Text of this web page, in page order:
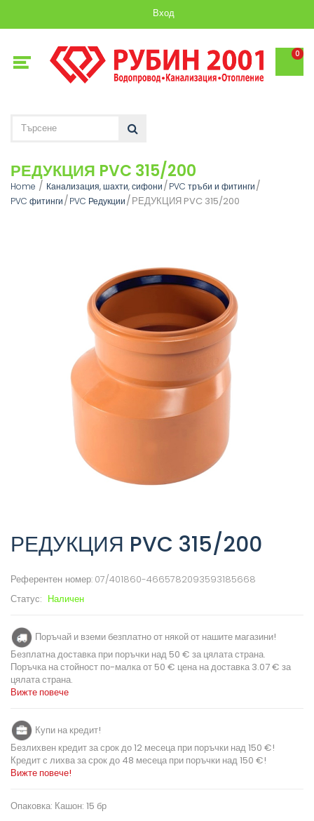
Вход
0
РЕДУКЦИЯ PVC 315/200
Home Канализация, шахти, сифони
PVC тръби и фитинги
PVC фитинги
PVC Редукции РЕДУКЦИЯ PVC 315/200
РЕДУКЦИЯ PVC 315/200
Референтен номер: 07/401860-4665782093593185668
Статус: Наличен
Поръчай и вземи безплатно от някой от нашите магазини!
Безплатна доставка при поръчки над 50 € за цялата страна.
Поръчка на стойност по-малка от 50 € цена на доставка 3.07 € за
цялата страна.
Вижте повече
Купи на кредит!
Безлихвен кредит за срок до 12 месеца при поръчки над 150 €!
Кредит с лихва за срок до 48 месеца при поръчки над 150 €!
Вижте повече!
Опаковка: Кашон: 15 бр